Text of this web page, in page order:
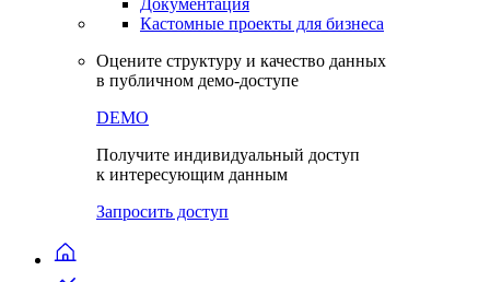
Документация
Кастомные проекты для бизнеса
Оцените структуру и качество данных
в публичном демо-доступе
DEMO
Получите индивидуальный доступ
к интересующим данным
Запросить доступ